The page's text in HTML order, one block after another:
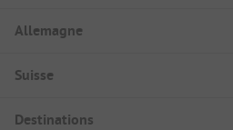
Allemagne
Suisse
Destinations